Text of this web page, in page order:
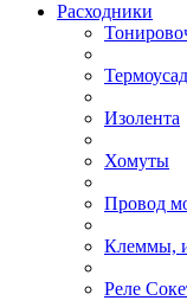
Расходники
Изолента
Хомуты
Провод
Клеммы,
Реле